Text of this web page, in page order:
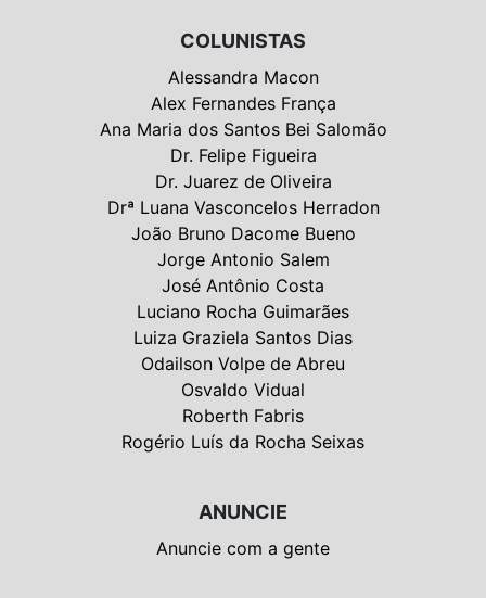
COLUNISTAS
Alessandra Macon
Alex Fernandes França
Ana Maria dos Santos Bei Salomão
Dr. Felipe Figueira
Dr. Juarez de Oliveira
Drª Luana Vasconcelos Herradon
João Bruno Dacome Bueno
Jorge Antonio Salem
José Antônio Costa
Luciano Rocha Guimarães
Luiza Graziela Santos Dias
Odailson Volpe de Abreu
Osvaldo Vidual
Roberth Fabris
Rogério Luís da Rocha Seixas
ANUNCIE
Anuncie com a gente